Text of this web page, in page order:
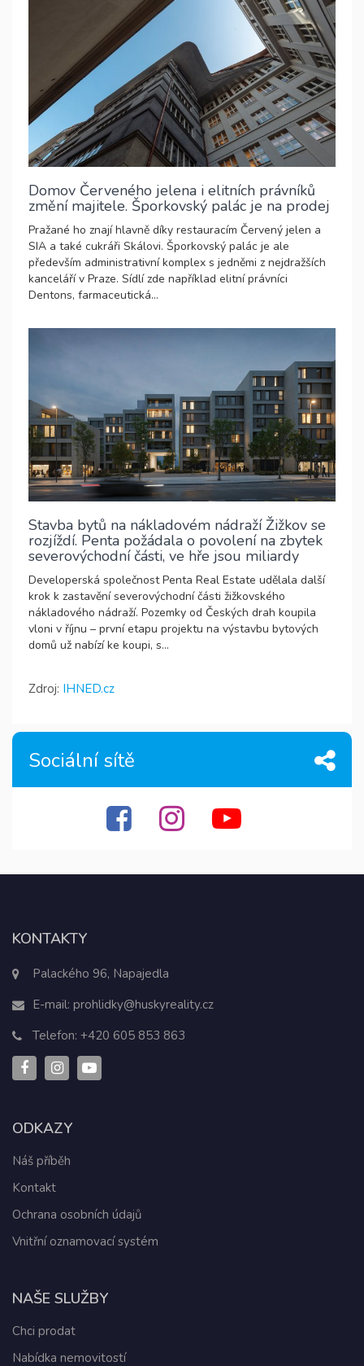
Domov Červeného jelena i elitních právníků
změní majitele. Šporkovský palác je na prodej
Pražané ho znají hlavně díky restauracím Červený jelen a
SIA a také cukráři Skálovi. Šporkovský palác je ale
především administrativní komplex s jedněmi z nejdražších
kanceláří v Praze. Sídlí zde například elitní právníci
Dentons, farmaceutická...
Stavba bytů na nákladovém nádraží Žižkov se
rozjíždí. Penta požádala o povolení na zbytek
severovýchodní části, ve hře jsou miliardy
Developerská společnost Penta Real Estate udělala další
krok k zastavění severovýchodní části žižkovského
nákladového nádraží. Pozemky od Českých drah koupila
vloni v říjnu – první etapu projektu na výstavbu bytových
domů už nabízí ke koupi, s...
Zdroj: IHNED.cz
Sociální sítě
KONTAKTY
Palackého 96, Napajedla
E-mail: prohlidky@huskyreality.cz
Telefon: +420 605 853 863
ODKAZY
Náš příběh
Kontakt
Ochrana osobních údajů
Vnitřní oznamovací systém
NAŠE SLUŽBY
Chci prodat
Nabídka nemovitostí